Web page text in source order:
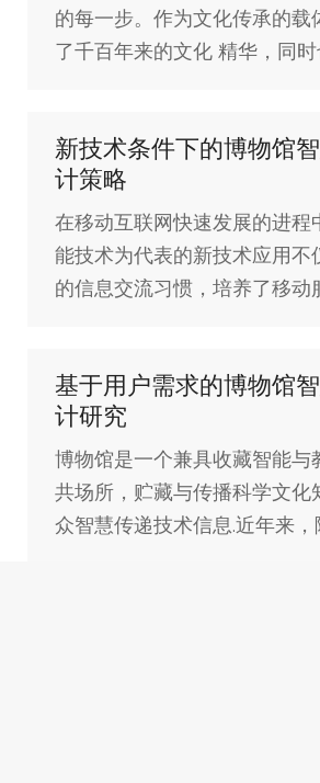
的每一步。作为文化传承的载
了千百年来的文化 精华，同
新技术条件下的博物馆
计策略
在移动互联网快速发展的进程
能技术为代表的新技术应用不
的信息交流习惯，培养了移动
基于用户需求的博物馆
计研究
博物馆是一个兼具收藏智能与
共场所，贮藏与传播科学文化
众智慧传递技术信息.近年来